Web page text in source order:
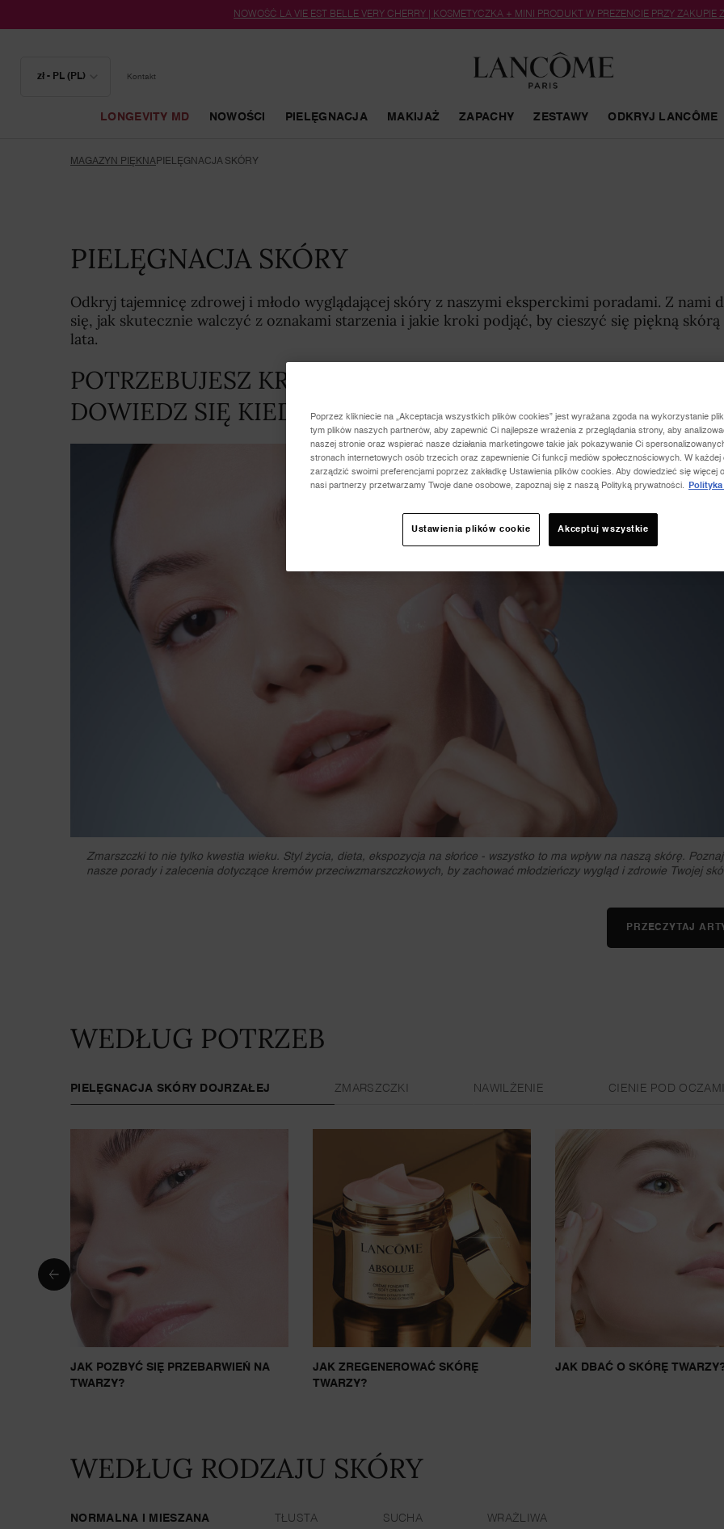
NOWOŚĆ LA VIE EST BELLE VERY CHERRY | KOSMETYCZKA + MINI PRODUKT W PREZENCIE PRZY
zł - PL (PL) Kontakt
LONGEVITY MD NOWOŚCI PIELĘGNACJA MAKIJAŻ ZAPACHY ZESTAWY ODKRYJ LANCÔME
MAGAZYN PIĘKNAPIELĘGNACJA SKÓRY
PIELĘGNACJA SKÓRY
Odkryj tajemnicę zdrowej i młodo wyglądającej skóry z naszymi eksperckimi poradami. Z nami
się, jak skutecznie walczyć z oznakami starzenia i jakie kroki podjąć, by cieszyć się piękną skórą
lata.
POTRZEBUJESZ KREMU PRZECIWZMARSZCZKOWEGO?
DOWIEDZ SIĘ KIEDY ZACZĄĆ STOSOWAĆ ANTI-AGING
Zmarszczki to nie tylko kwestia wieku. Styl życia, dieta, ekspozycja na słońce - wszystko to ma wpływ na naszą skórę. Poznaj
nasze porady i zalecenia dotyczące kremów przeciwzmarszczkowych, by zachować młodzieńczy wygląd i zdrowie Twojej
PRZECZYTAJ
WEDŁUG POTRZEB
PIELĘGNACJA SKÓRY DOJRZAŁEJ ZMARSZCZKI NAWILŻENIE CIENIE POD OCZAMI
JAK POZBYĆ SIĘ PRZEBARWIEŃ NA
TWARZY?
JAK ZREGENEROWAĆ SKÓRĘ
TWARZY?
JAK DBAĆ O SKÓRĘ
WEDŁUG RODZAJU SKÓRY
NORMALNA I MIESZANA TŁUSTA SUCHA WRAŻLIWA
Poprzez klikniecie na „Akceptacja wszystkich plików cookies” jest wyrażana zgoda na wykorzystanie
tym plików naszych partnerów, aby zapewnić Ci najlepsze wrażenia z przeglądania strony, aby
naszej stronie oraz wspierać nasze działania marketingowe takie jak pokazywanie Ci
stronach internetowych osób trzecich oraz zapewnienie Ci funkcji mediów społecznościowych. W każdej
zarządzić swoimi preferencjami poprzez zakładkę Ustawienia plików cookies. Aby dowiedzieć się więcej
nasi partnerzy przetwarzamy Twoje dane osobowe, zapoznaj się z naszą Polityką prywatności.
Ustawienia plików cookie Akceptuj wszystkie